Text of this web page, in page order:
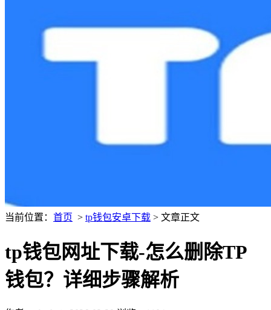
当前位置： 首页 > tp钱包安卓下载 > 文章正文
tp钱包网址下载-怎么删除TP
钱包？详细步骤解析